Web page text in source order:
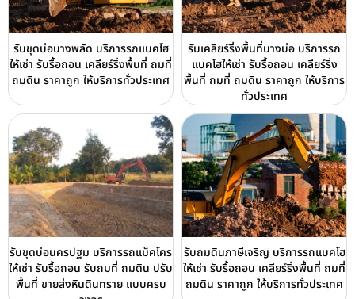
รับขุดบ่อบางพลัด บริการรถแบคโฮ
ให้เช่า รับรื้อถอน เคลียร์ริ่งพื้นที่ ถมที่
ถมดิน ราคาถูก ให้บริการทั่วประเทศ
รับเคลียร์ริ่งพื้นที่บางบ่อ บริการรถ
แบคโฮให้เช่า รับรื้อถอน เคลียร์ริ่ง
พื้นที่ ถมที่ ถมดิน ราคาถูก ให้บริการ
ทั่วประเทศ
รับขุดบ่อนครปฐม บริการรถแม็คโคร
ให้เช่า รับรื้อถอน รับถมที่ ถมดิน ปรับ
พื้นที่ ขายส่งหินดินทราย แบบครบ
รับถมดินภาษีเจริญ บริการรถแบคโฮ
ให้เช่า รับรื้อถอน เคลียร์ริ่งพื้นที่ ถมที่
ถมดิน ราคาถูก ให้บริการทั่วประเทศ